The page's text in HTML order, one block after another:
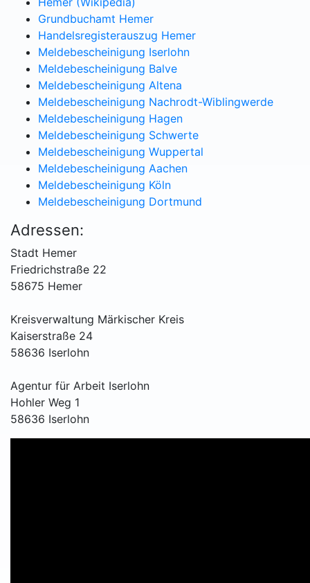
Grundbuchamt Hemer
Handelsregisterauszug Hemer
Meldebescheinigung Iserlohn
Meldebescheinigung Balve
Meldebescheinigung Altena
Meldebescheinigung Nachrodt-Wiblingwerde
Meldebescheinigung Hagen
Meldebescheinigung Schwerte
Meldebescheinigung Wuppertal
Meldebescheinigung Aachen
Meldebescheinigung Köln
Meldebescheinigung Dortmund
Adressen:
Stadt Hemer
Friedrichstraße 22
58675 Hemer
Kreisverwaltung Märkischer Kreis
Kaiserstraße 24
58636 Iserlohn
Agentur für Arbeit Iserlohn
Hohler Weg 1
58636 Iserlohn